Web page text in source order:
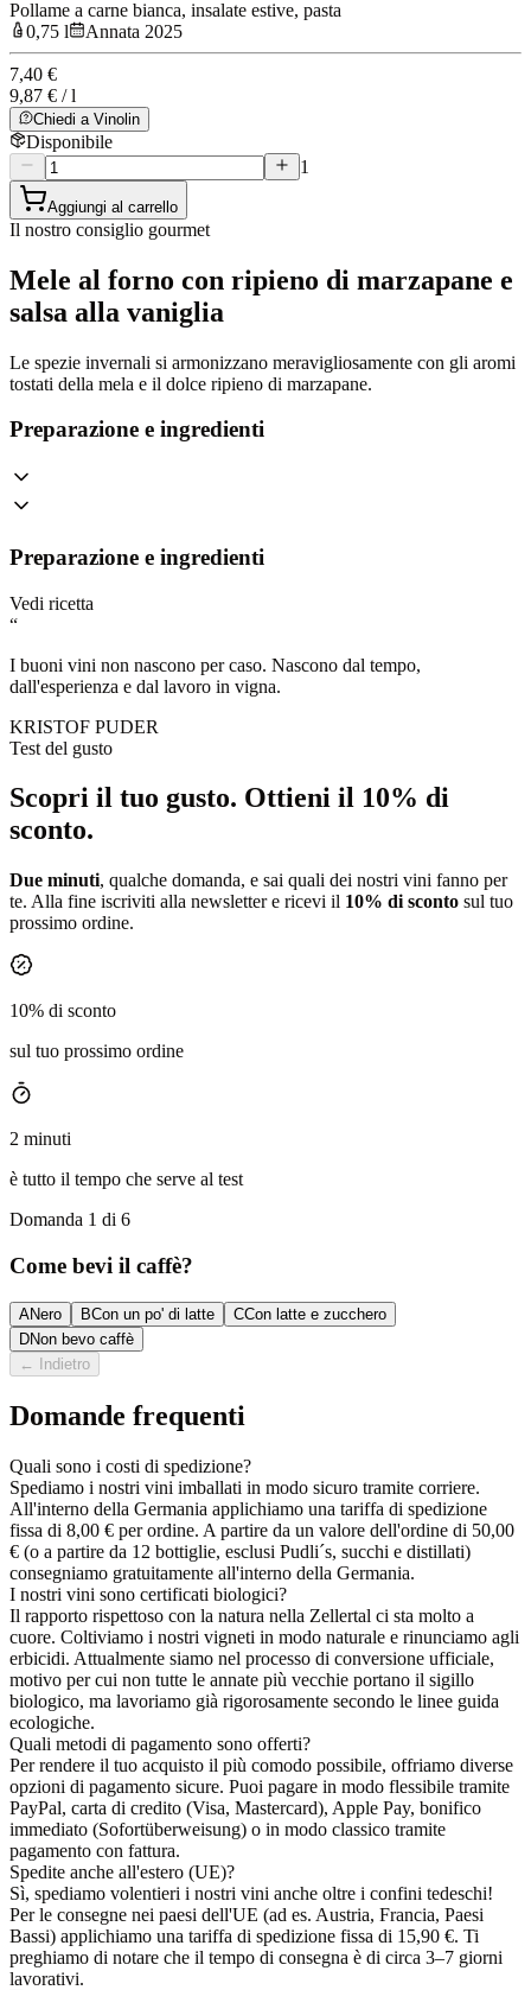
Pollame a carne bianca, insalate estive, pasta
0,75 l
Annata 2025
7,40 €
9,87 € / l
Chiedi a Vinolin
Disponibile
1
Aggiungi al carrello
Il nostro consiglio gourmet
Mele al forno con ripieno di marzapane e
salsa alla vaniglia
Le spezie invernali si armonizzano meravigliosamente con gli aromi
tostati della mela e il dolce ripieno di marzapane.
Preparazione e ingredienti
Preparazione e ingredienti
Vedi ricetta
“
I buoni vini non nascono per caso. Nascono dal tempo,
dall'esperienza e dal lavoro in vigna.
KRISTOF PUDER
Test del gusto
Scopri il tuo gusto. Ottieni il 10% di
sconto.
Due minuti, qualche domanda, e sai quali dei nostri vini fanno per
te. Alla fine iscriviti alla newsletter e ricevi il 10% di sconto sul tuo
prossimo ordine.
10% di sconto
sul tuo prossimo ordine
2 minuti
è tutto il tempo che serve al test
Domanda 1 di 6
Come bevi il caffè?
ANero BCon un po' di latte CCon latte e zucchero
DNon bevo caffè
←
Indietro
Domande frequenti
Quali sono i costi di spedizione?
Spediamo i nostri vini imballati in modo sicuro tramite corriere.
All'interno della Germania applichiamo una tariffa di spedizione
fissa di 8,00 € per ordine. A partire da un valore dell'ordine di 50,00
€ (o a partire da 12 bottiglie, esclusi Pudli´s, succhi e distillati)
consegniamo gratuitamente all'interno della Germania.
I nostri vini sono certificati biologici?
Il rapporto rispettoso con la natura nella Zellertal ci sta molto a
cuore. Coltiviamo i nostri vigneti in modo naturale e rinunciamo agli
erbicidi. Attualmente siamo nel processo di conversione ufficiale,
motivo per cui non tutte le annate più vecchie portano il sigillo
biologico, ma lavoriamo già rigorosamente secondo le linee guida
ecologiche.
Quali metodi di pagamento sono offerti?
Per rendere il tuo acquisto il più comodo possibile, offriamo diverse
opzioni di pagamento sicure. Puoi pagare in modo flessibile tramite
PayPal, carta di credito (Visa, Mastercard), Apple Pay, bonifico
immediato (Sofortüberweisung) o in modo classico tramite
pagamento con fattura.
Spedite anche all'estero (UE)?
Sì, spediamo volentieri i nostri vini anche oltre i confini tedeschi!
Per le consegne nei paesi dell'UE (ad es. Austria, Francia, Paesi
Bassi) applichiamo una tariffa di spedizione fissa di 15,90 €. Ti
preghiamo di notare che il tempo di consegna è di circa 3–7 giorni
lavorativi.